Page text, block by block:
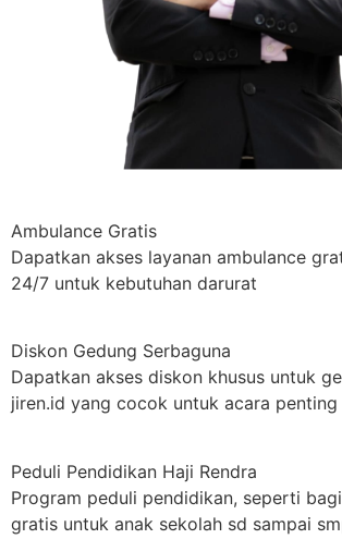
Ambulance Gratis
Dapatkan akses layanan ambulance
24/7 untuk kebutuhan darurat
Diskon Gedung Serbaguna
Dapatkan akses diskon khusus untuk
jiren.id yang cocok untuk acara penting
Peduli Pendidikan Haji Rendra
Program peduli pendidikan, seperti
gratis untuk anak sekolah sd sampai